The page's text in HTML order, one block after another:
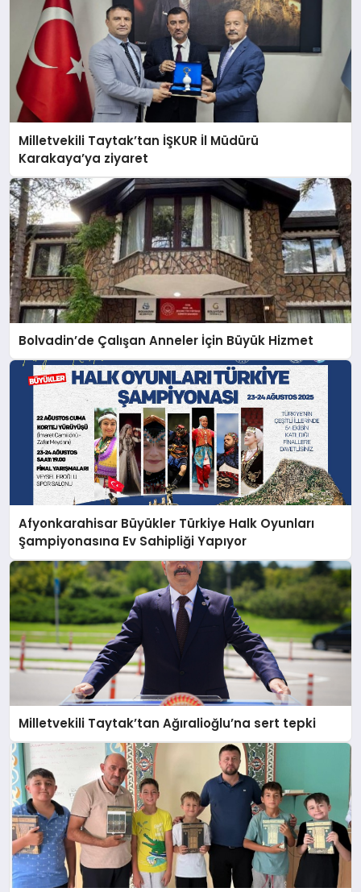
Milletvekili Taytak’tan İŞKUR İl Müdürü
Karakaya’ya ziyaret
Bolvadin’de Çalışan Anneler İçin Büyük Hizmet
Afyonkarahisar Büyükler Türkiye Halk Oyunları
Şampiyonasına Ev Sahipliği Yapıyor
Milletvekili Taytak’tan Ağıralioğlu’na sert tepki